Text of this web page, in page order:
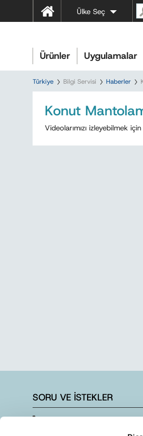
Ülke Seç
Ürünler Uygulamalar
Türkiye Bilgi Servisi Haberler
Konut
Videolarımızı izleyebilmek
SORU VE İSTEKLER